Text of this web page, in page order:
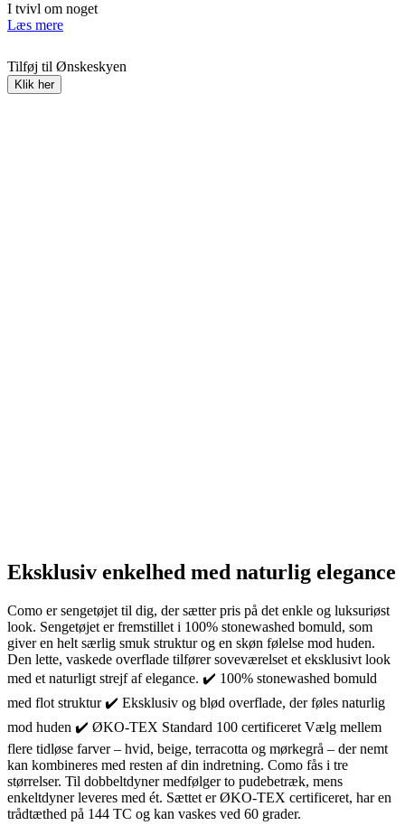
I tvivl om noget
Læs mere
Tilføj til Ønskeskyen
Klik her
Eksklusiv enkelhed med naturlig elegance
Como er sengetøjet til dig, der sætter pris på det enkle og luksuriøst
look. Sengetøjet er fremstillet i 100% stonewashed bomuld, som
giver en helt særlig smuk struktur og en skøn følelse mod huden.
Den lette, vaskede overflade tilfører soveværelset et eksklusivt look
med et naturligt strejf af elegance. ✔️ 100% stonewashed bomuld
med flot struktur ✔️ Eksklusiv og blød overflade, der føles naturlig
mod huden ✔️ ØKO-TEX Standard 100 certificeret Vælg mellem
flere tidløse farver – hvid, beige, terracotta og mørkegrå – der nemt
kan kombineres med resten af din indretning. Como fås i tre
størrelser. Til dobbeltdyner medfølger to pudebetræk, mens
enkeltdyner leveres med ét. Sættet er ØKO-TEX certificeret, har en
trådtæthed på 144 TC og kan vaskes ved 60 grader.